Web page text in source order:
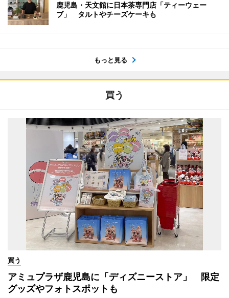
鹿児島・天文館に日本茶専門店「ティーウェー
ブ」 タルトやチーズケーキも
もっと見る
買う
買う
アミュプラザ鹿児島に「ディズニーストア」 限定
グッズやフォトスポットも